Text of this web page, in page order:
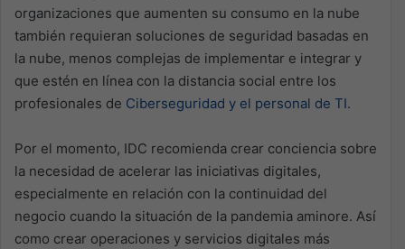
organizaciones que aumenten su consumo en la nube
también requieran soluciones de seguridad basadas en
la nube, menos complejas de implementar e integrar y
que estén en línea con la distancia social entre los
profesionales de Ciberseguridad y el personal de TI.
Por el momento, IDC recomienda crear conciencia sobre
la necesidad de acelerar las iniciativas digitales,
especialmente en relación con la continuidad del
negocio cuando la situación de la pandemia aminore. Así
como crear operaciones y servicios digitales más